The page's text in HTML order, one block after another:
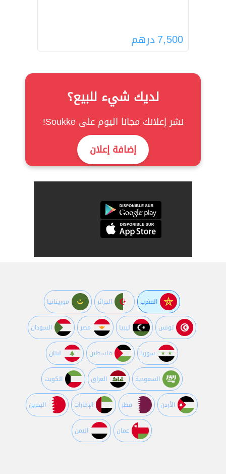
7,500درهم
لديك شيء للبيع؟
نشر إعلانك مجانا اليوم على Soukke!
إضافة إعلان
المغرب الجزائر موريتانيا
تونس ليبيا مصر السودان
سوريا فلسطين لبنان
السعودية العراق الكويت
اﻷردن قطر اﻹمارات البحرين
عمان اليمن